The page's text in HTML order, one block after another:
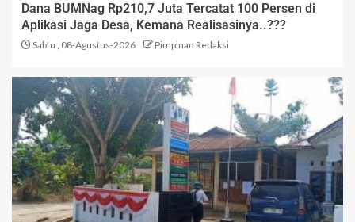
Dana BUMNag Rp210,7 Juta Tercatat 100 Persen di
Aplikasi Jaga Desa, Kemana Realisasinya..???
Sabtu , 08-Agustus-2026 Pimpinan Redaksi